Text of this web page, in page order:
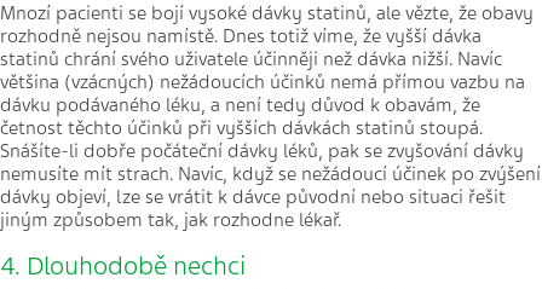
Mnozí pacienti se bojí vysoké dávky statinů, ale vězte, že obavy
rozhodně nejsou namístě. Dnes totiž víme, že vyšší dávka
statinů chrání svého uživatele účinněji než dávka nižší. Navíc
většina (vzácných) nežádoucích účinků nemá přímou vazbu na
dávku podávaného léku, a není tedy důvod k obavám, že
četnost těchto účinků při vyšších dávkách statinů stoupá.
Snášíte-li dobře počáteční dávky léků, pak se zvyšování dávky
nemusíte mít strach. Navíc, když se nežádoucí účinek po zvýšení
dávky objeví, lze se vrátit k dávce původní nebo situaci řešit
jiným způsobem tak, jak rozhodne lékař.
4. Dlouhodobě nechci